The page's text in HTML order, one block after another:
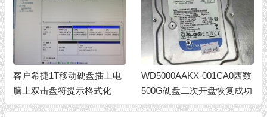
客户希捷1T移动硬盘插上电
脑上双击盘符提示格式化
WD5000AAKX-001CA0西数
500G硬盘二次开盘恢复成功